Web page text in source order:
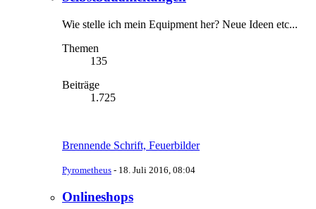
Wie stelle ich mein Equipment her? Neue Ideen etc...
Themen
135
Beiträge
1.725
Brennende Schrift, Feuerbilder
Pyrometheus - 18. Juli 2016, 08:04
Onlineshops